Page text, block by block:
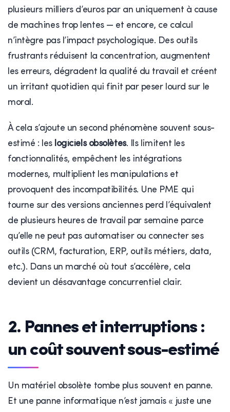
plusieurs milliers d’euros par an uniquement à cause
de machines trop lentes — et encore, ce calcul
n’intègre pas l’impact psychologique. Des outils
frustrants réduisent la concentration, augmentent
les erreurs, dégradent la qualité du travail et créent
un irritant quotidien qui finit par peser lourd sur le
moral.
À cela s’ajoute un second phénomène souvent sous-
estimé : les logiciels obsolètes. Ils limitent les
fonctionnalités, empêchent les intégrations
modernes, multiplient les manipulations et
provoquent des incompatibilités. Une PME qui
tourne sur des versions anciennes perd l’équivalent
de plusieurs heures de travail par semaine parce
qu’elle ne peut pas automatiser ou connecter ses
outils (CRM, facturation, ERP, outils métiers, data,
etc.). Dans un marché où tout s’accélère, cela
devient un désavantage concurrentiel clair.
2. Pannes et interruptions :
un coût souvent sous-estimé
Un matériel obsolète tombe plus souvent en panne.
Et une panne informatique n’est jamais « juste une